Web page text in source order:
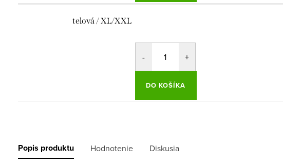
telová / XL/XXL
DO KOŠÍKA
Popis produktu Hodnotenie Diskusia